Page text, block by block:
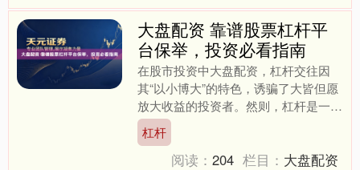
大盘配资 靠谱股票杠杆平
台保举，投资必看指南
在股市投资中大盘配资，杠杆交往因
其“以小博大”的特色，诱骗了大皆但愿
放大收益的投资者。然则，杠杆是一把
双刃剑，选对平台是适度风险的第一
步。面对阛阓上鱼龙夹杂的杠....
杠杆
阅读：204 栏目： 大盘配资